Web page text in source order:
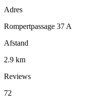
Adres
Rompertpassage 37 A
Afstand
2.9 km
Reviews
72